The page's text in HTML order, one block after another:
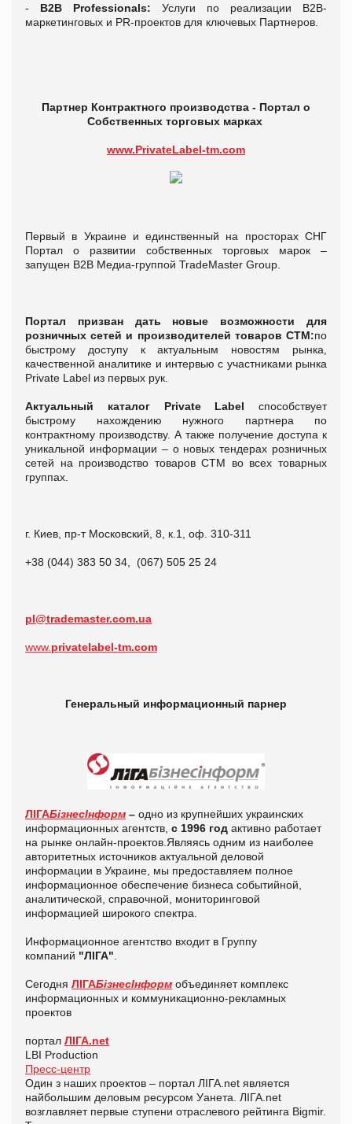
- B2B Professionals: Услуги по реализации В2В-
маркетинговых и PR-проектов для ключевых Партнеров.
Партнер Контрактного производства - Портал о
Собственных торговых марках
www.PrivateLabel-tm.com
Первый в Украине и единственный на просторах СНГ
Портал о развитии собственных торговых марок –
запущен В2В Медиа-группой TradeMaster Group.
Портал призван дать новые возможности для
розничных сетей и производителей товаров СТМ:по
быстрому доступу к актуальным новостям рынка,
качественной аналитике и интервью с участниками рынка
Private Label из первых рук.
Актуальный каталог Private Label способствует
быстрому нахождению нужного партнера по
контрактному производству. А также получение доступа к
уникальной информации – о новых тендерах розничных
сетей на производство товаров СТМ во всех товарных
группах.
г. Киев, пр-т Московский, 8, к.1, оф. 310-311
+38 (044) 383 50 34, (067) 505 25 24
pl@trademaster.com.ua
www. privatelabel-tm.com
Генеральный информационный парнер
ЛІГАБізнесІнформ – одно из крупнейших украинских
информационных агентств, с 1996 год активно работает
на рынке онлайн-проектов.Являясь одним из наиболее
авторитетных источников актуальной деловой
информации в Украине, мы предоставляем полное
информационное обеспечение бизнеса событийной,
аналитической, справочной, мониторинговой
информацией широкого спектра.
Информационное агентство входит в Группу
компаний "ЛІГА"
Сегодня ЛІГАБізнесІнформ объединяет комплекс
информационных и коммуникационно-рекламных
проектов
портал ЛІГА.net
LBI Production
Пресс-центр
Один з наших проектов – портал ЛIГА.net является
найбольшим деловым ресурсом Уанета. ЛІГА.net
возглавляет первые ступени отраслевого рейтинга Bigmir.